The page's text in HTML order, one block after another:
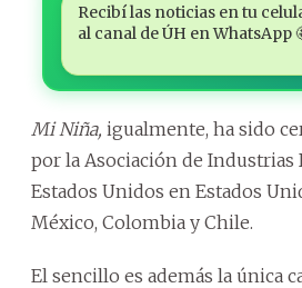
Recibí las noticias en tu
al canal de ÚH en WhatsApp
Mi Niña, igualmente, ha sido
por la Asociación de Industrias
Estados Unidos en Estados
México, Colombia y Chile.
El sencillo es además la única